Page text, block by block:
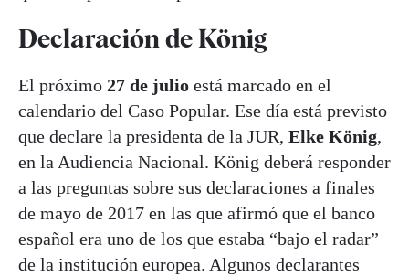
Declaración de König
El próximo 27 de julio está marcado en el
calendario del Caso Popular. Ese día está previsto
que declare la presidenta de la JUR, Elke König,
en la Audiencia Nacional. König deberá responder
a las preguntas sobre sus declaraciones a finales
de mayo de 2017 en las que afirmó que el banco
español era uno de los que estaba “bajo el radar”
de la institución europea. Algunos declarantes